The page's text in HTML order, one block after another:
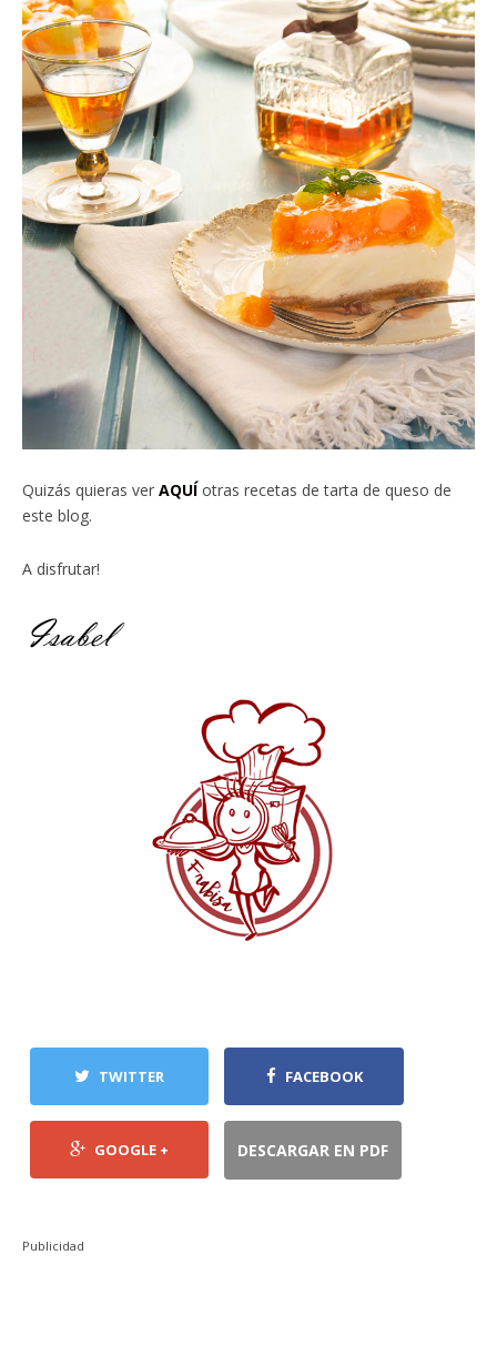
Quizás quieras ver AQUÍ otras recetas de tarta de queso de
este blog.
A disfrutar!
TWITTER FACEBOOK
GOOGLE + DESCARGAR EN PDF
Publicidad